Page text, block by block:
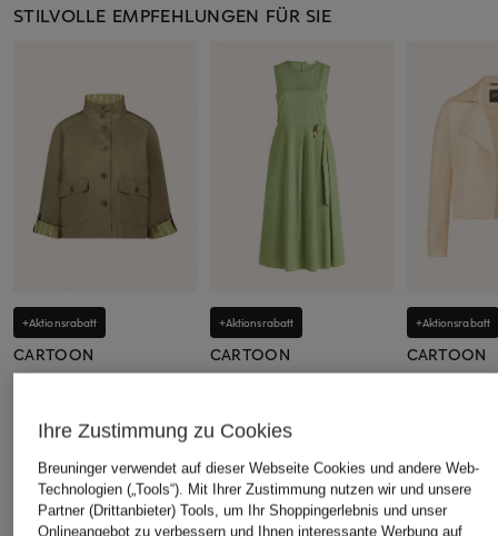
STILVOLLE EMPFEHLUNGEN FÜR SIE
+Aktionsrabatt
CARTOON
Bestpreis:81,59 €
Ursprünglich:119,99 €
+Aktionsrabatt
CARTOON
Bestpreis:59,49 €
Ursprünglich:89,99 €
+Aktionsrabatt
CARTOON
Ursprünglich:
Ihre Zustimmung zu Cookies
Breuninger verwendet auf dieser Webseite Cookies und andere Web-
Technologien („Tools“). Mit Ihrer Zustimmung nutzen wir und unsere
Partner (Drittanbieter) Tools, um Ihr Shoppingerlebnis und unser
Onlineangebot zu verbessern und Ihnen interessante Werbung auf